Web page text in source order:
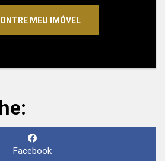
MEU IMÓVEL
Facebook